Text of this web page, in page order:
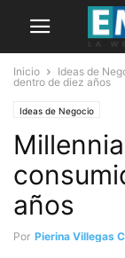
Inicio Ideas de
dentro de diez años
Ideas de Negocio
años
Por Pierina Villegas